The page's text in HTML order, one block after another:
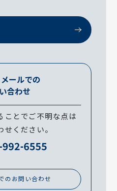
ールでの
合わせ
ことでご不明な点は
ください。
6555
のお問い合わせ